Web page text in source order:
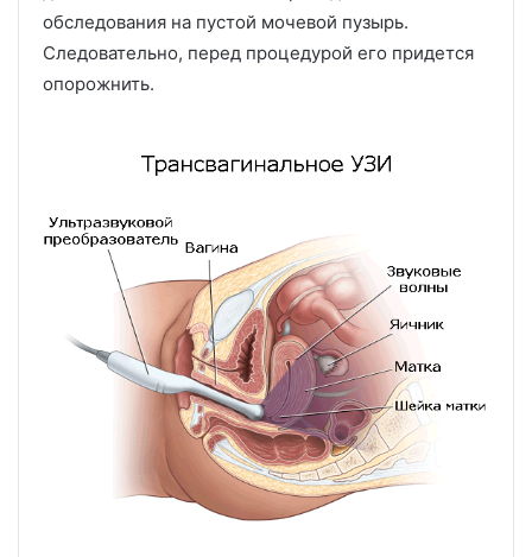
обследования на пустой мочевой пузырь.
Следовательно, перед процедурой его придется
опорожнить.